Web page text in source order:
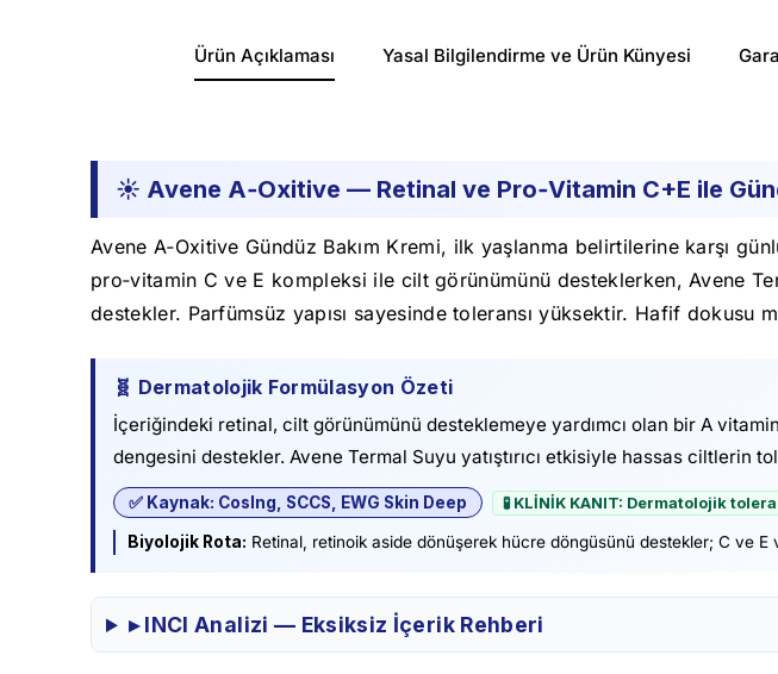
Ürün Açıklaması Yasal Bilgilendirme ve Ürün Künyesi
☀️ Avene A‑Oxitive — Retinal ve Pro‑Vitamin C+E ile
Avene A‑Oxitive Gündüz Bakım Kremi, ilk yaşlanma belirtilerine karşı
pro‑vitamin C ve E kompleksi ile cilt görünümünü desteklerken, Avene
destekler. Parfümsüz yapısı sayesinde toleransı yüksektir. Hafif dokusu
🧬 Dermatolojik Formülasyon Özeti
İçeriğindeki retinal, cilt görünümünü desteklemeye yardımcı olan bir A
dengesini destekler. Avene Termal Suyu yatıştırıcı etkisiyle hassas ciltlerin
✅ Kaynak: CosIng, SCCS, EWG Skin Deep 🧪 KLİNİK KANIT: Dermatolojik
Biyolojik Rota: Retinal, retinoik aside dönüşerek hücre döngüsünü destekler; C ve
▸ INCI Analizi — Eksiksiz İçerik Rehberi